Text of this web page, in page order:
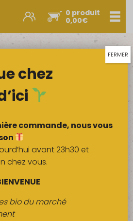
0 produit
0,00€
et nouveautés
& œufs
Fruits
Viandes
Boulangerie
Crémerie
Poissons
sucrée
Épices
chez
commande, nous vous
avant 23h30 et
chez vous.
bio du marché
FERMER